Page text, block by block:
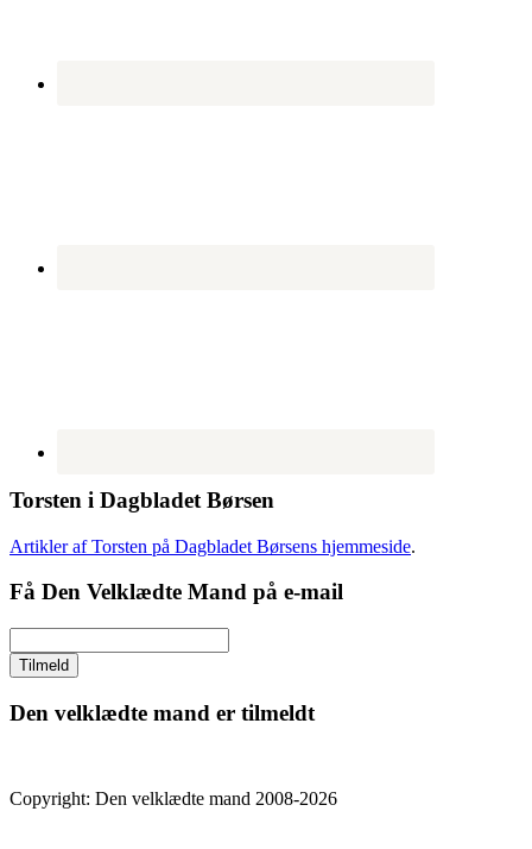
Torsten i Dagbladet Børsen
Artikler af Torsten på Dagbladet Børsens hjemmeside.
Få Den Velklædte Mand på e-mail
Den velklædte mand er tilmeldt
Copyright: Den velklædte mand 2008-2026